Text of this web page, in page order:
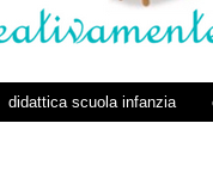
didattica scuola infanzia